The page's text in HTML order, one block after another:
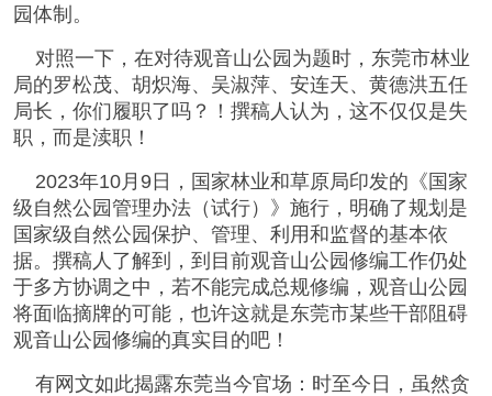
园体制。
对照一下，在对待观音山公园为题时，东莞市林业
局的罗松茂、胡炽海、吴淑萍、‌安连天、‌黄德洪五任
局长，你们履职了吗？！撰稿人认为，这不仅仅是失
职，而是渎职！
2023年10月9日，国家林业和草原局印发的《国家
级自然公园管理办法（试行）》施行，明确了规划是
国家级自然公园保护、管理、利用和监督的基本依
据。撰稿人了解到，到目前观音山公园修编工作仍处
于多方协调之中，若不能完成总规修编，观音山公园
将面临摘牌的可能，也许这就是东莞市某些干部阻碍
观音山公园修编的真实目的吧！
有网文如此揭露东莞当今官场：时至今日，虽然贪